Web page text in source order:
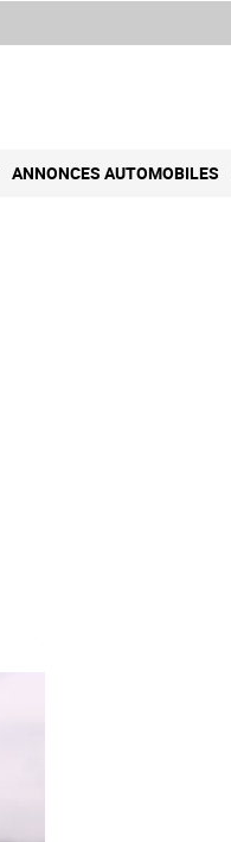
ANNONCES AUTOMOBILES